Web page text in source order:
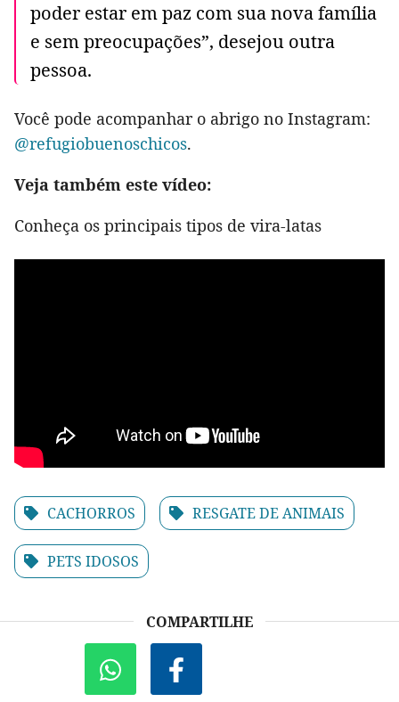
poder estar em paz com sua nova família
e sem preocupações”, desejou outra
pessoa.
Você pode acompanhar o abrigo no Instagram:
@refugiobuenoschicos.
Veja também este vídeo:
Conheça os principais tipos de vira-latas
CACHORROS RESGATE DE ANIMAIS
PETS IDOSOS
COMPARTILHE